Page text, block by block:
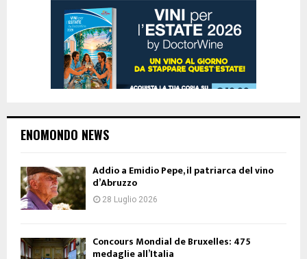
ENOMONDO NEWS
Addio a Emidio Pepe, il patriarca del vino
d’Abruzzo
28 Luglio 2026
Concours Mondial de Bruxelles: 475
medaglie all’Italia